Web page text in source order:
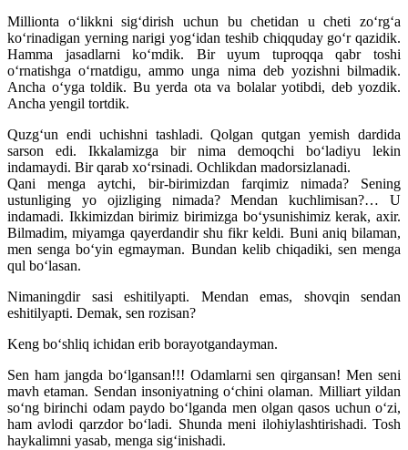
Millionta o‘likkni sig‘dirish uchun bu chetidan u cheti zo‘rg‘a
ko‘rinadigan yerning narigi yog‘idan teshib chiqquday go‘r qazidik.
Hamma jasadlarni ko‘mdik. Bir uyum tuproqqa qabr toshi
o‘rnatishga o‘rnatdigu, ammo unga nima deb yozishni bilmadik.
Ancha o‘yga toldik. Bu yerda ota va bolalar yotibdi, deb yozdik.
Ancha yengil tortdik.
Quzg‘un endi uchishni tashladi. Qolgan qutgan yemish dardida
sarson edi. Ikkalamizga bir nima demoqchi bo‘ladiyu lekin
indamaydi. Bir qarab xo‘rsinadi. Ochlikdan madorsizlanadi.
Qani menga aytchi, bir-birimizdan farqimiz nimada? Sening
ustunliging yo ojizliging nimada? Mendan kuchlimisan?… U
indamadi. Ikkimizdan birimiz birimizga bo‘ysunishimiz kerak, axir.
Bilmadim, miyamga qayerdandir shu fikr keldi. Buni aniq bilaman,
men senga bo‘yin egmayman. Bundan kelib chiqadiki, sen menga
qul bo‘lasan.
Nimaningdir sasi eshitilyapti. Mendan emas, shovqin sendan
eshitilyapti. Demak, sen rozisan?
Keng bo‘shliq ichidan erib borayotgandayman.
Sen ham jangda bo‘lgansan!!! Odamlarni sen qirgansan! Men seni
mavh etaman. Sendan insoniyatning o‘chini olaman. Milliart yildan
so‘ng birinchi odam paydo bo‘lganda men olgan qasos uchun o‘zi,
ham avlodi qarzdor bo‘ladi. Shunda meni ilohiylashtirishadi. Tosh
haykalimni yasab, menga sig‘inishadi.